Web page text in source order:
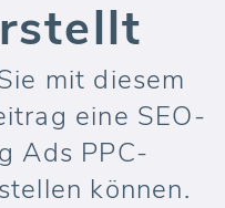
mit diesem
eine SEO-
Ads PPC-
können.